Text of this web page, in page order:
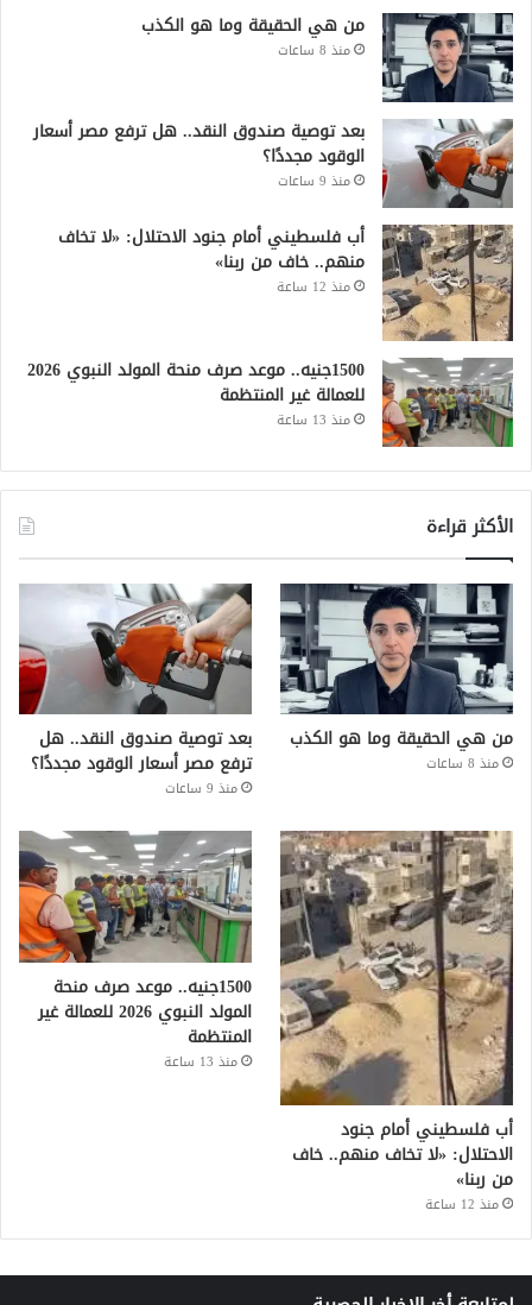
من هي الحقيقة وما هو الكذب
منذ 8 ساعات
بعد توصية صندوق النقد.. هل ترفع مصر أسعار
الوقود مجددًا؟
منذ 9 ساعات
أب فلسطيني أمام جنود الاحتلال: «لا تخاف
منهم.. خاف من ربنا»
منذ 12 ساعة
1500جنيه.. موعد صرف منحة المولد النبوي 2026
للعمالة غير المنتظمة
منذ 13 ساعة
الأكثر قراءة
من هي الحقيقة وما هو الكذب
منذ 8 ساعات
بعد توصية صندوق النقد.. هل
ترفع مصر أسعار الوقود مجددًا؟
منذ 9 ساعات
أب فلسطيني أمام جنود
الاحتلال: «لا تخاف منهم.. خاف
من ربنا»
منذ 12 ساعة
1500جنيه.. موعد صرف منحة
المولد النبوي 2026 للعمالة غير
المنتظمة
منذ 13 ساعة